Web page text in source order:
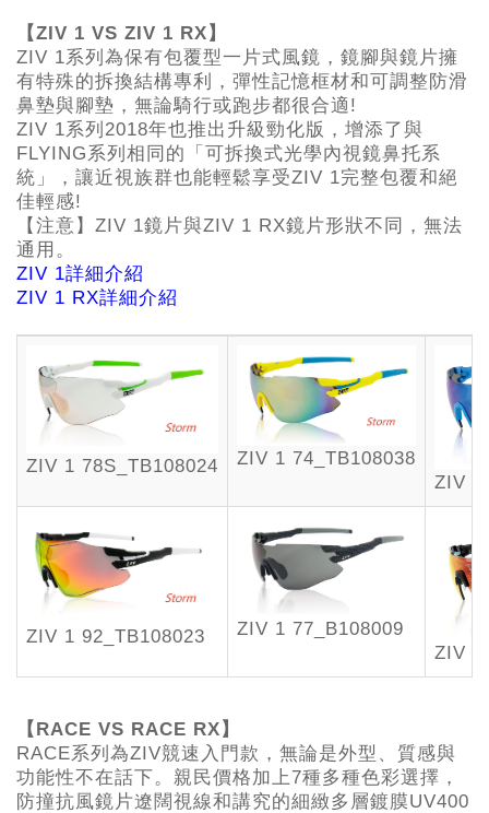
【ZIV 1 VS ZIV 1 RX】
ZIV 1系列為保有包覆型一片式風鏡，鏡腳與鏡片擁
有特殊的拆換結構專利，彈性記憶框材和可調整防滑
鼻墊與腳墊，無論騎行或跑步都很合適!
ZIV 1系列2018年也推出升級勁化版，增添了與
FLYING系列相同的「可拆換式光學內視鏡鼻托系
統」，讓近視族群也能輕鬆享受ZIV 1完整包覆和絕
佳輕感!
【注意】ZIV 1鏡片與ZIV 1 RX鏡片形狀不同，無法
通用。
ZIV 1詳細介紹
ZIV 1 RX詳細介紹
ZIV 1 78S_TB108024
ZIV 1 74_TB108038
ZIV 1
ZIV 1 92_TB108023
ZIV 1 77_B108009
ZIV 1
【RACE VS RACE RX】
RACE系列為ZIV競速入門款，無論是外型、質感與
功能性不在話下。親民價格加上7種多種色彩選擇，
防撞抗風鏡片遼闊視線和講究的細緻多層鍍膜UV400